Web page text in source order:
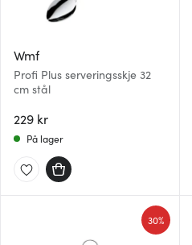
Wmf
Profi Plus serveringsskje 32
cm stål
229 kr
På lager
30%